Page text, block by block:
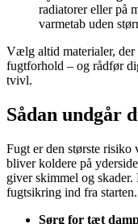
radiatorer eller på
varmetab uden
Vælg altid materialer, der
fugtforhold – og rådfør
tvivl.
Sådan undgår
Fugt er den største
bliver koldere på
giver skimmel og
fugtsikring ind fra starten.
Sørg for tæt